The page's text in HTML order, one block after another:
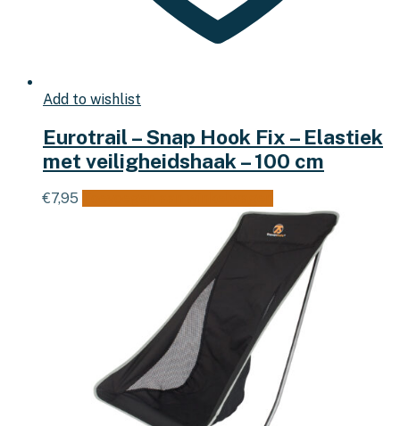
Add to wishlist
Eurotrail – Snap Hook Fix – Elastiek
met veiligheidshaak – 100 cm
€7,95